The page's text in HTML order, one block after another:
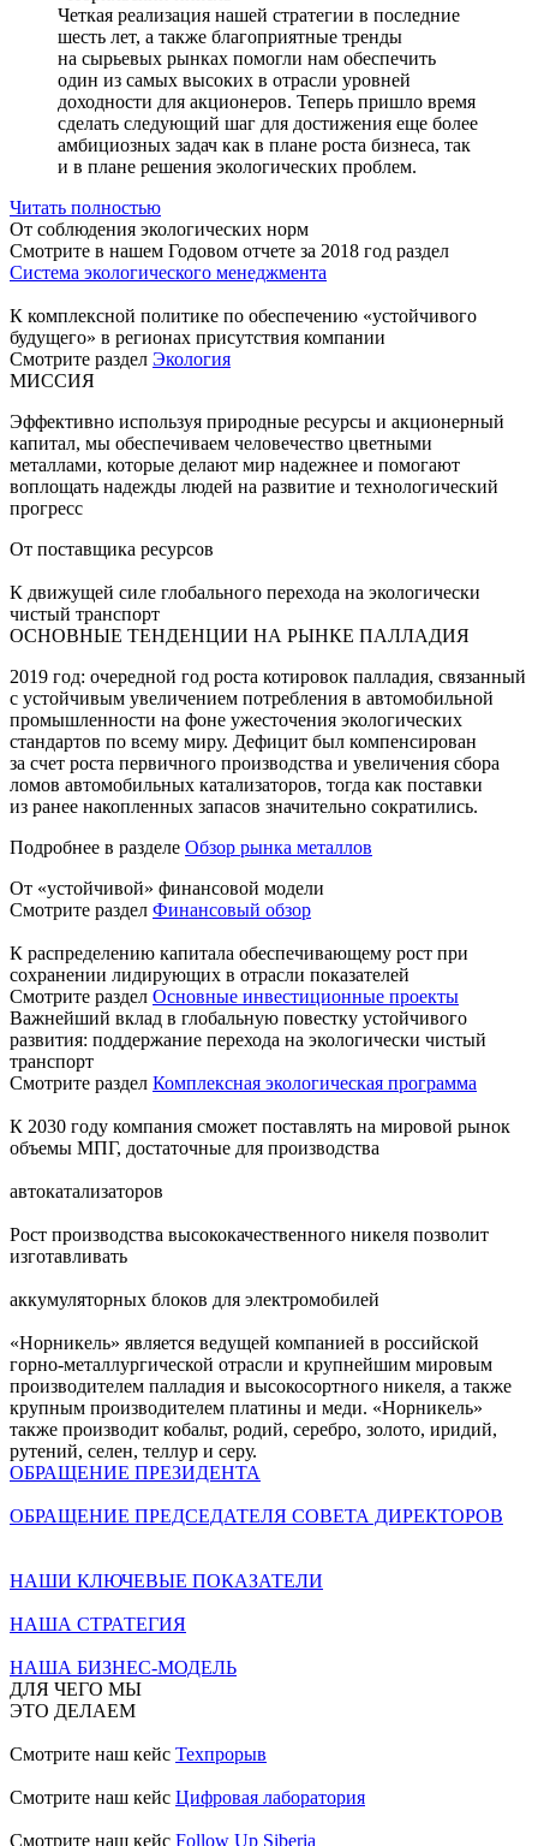
Четкая реализация нашей стратегии в последние
шесть лет, а также благоприятные тренды
на сырьевых рынках помогли нам обеспечить
один из самых высоких в отрасли уровней
доходности для акционеров. Теперь пришло время
сделать следующий шаг для достижения еще более
амбициозных задач как в плане роста бизнеса, так
и в плане решения экологических проблем.
Читать полностью
От соблюдения экологических норм
Смотрите в нашем Годовом отчете за 2018 год раздел
Система экологического менеджмента
К комплексной политике по обеспечению «устойчивого
будущего» в регионах присутствия компании
Смотрите раздел Экология
МИССИЯ
Эффективно используя природные ресурсы и акционерный
капитал, мы обеспечиваем человечество цветными
металлами, которые делают мир надежнее и помогают
воплощать надежды людей на развитие и технологический
прогресс
От поставщика ресурсов
К движущей силе глобального перехода на экологически
чистый транспорт
ОСНОВНЫЕ ТЕНДЕНЦИИ НА РЫНКЕ ПАЛЛАДИЯ
2019 год: очередной год роста котировок палладия, связанный
с устойчивым увеличением потребления в автомобильной
промышленности на фоне ужесточения экологических
стандартов по всему миру. Дефицит был компенсирован
за счет роста первичного производства и увеличения сбора
ломов автомобильных катализаторов, тогда как поставки
из ранее накопленных запасов значительно сократились.
Подробнее в разделе Обзор рынка металлов
От «устойчивой» финансовой модели
Смотрите раздел Финансовый обзор
К распределению капитала обеспечивающему рост при
сохранении лидирующих в отрасли показателей
Смотрите раздел Основные инвестиционные проекты
Важнейший вклад в глобальную повестку устойчивого
развития: поддержание перехода на экологически чистый
транспорт
Смотрите раздел Комплексная экологическая программа
К 2030 году компания сможет поставлять на мировой рынок
объемы МПГ, достаточные для производства
автокатализаторов
Рост производства высококачественного никеля позволит
изготавливать
аккумуляторных блоков для электромобилей
«Норникель» является ведущей компанией в российской
горно-металлургической отрасли и крупнейшим мировым
производителем палладия и высокосортного никеля, а также
крупным производителем платины и меди. «Норникель»
также производит кобальт, родий, серебро, золото, иридий,
рутений, селен, теллур и серу.
ОБРАЩЕНИЕ ПРЕЗИДЕНТА
ОБРАЩЕНИЕ ПРЕДСЕДАТЕЛЯ СОВЕТА ДИРЕКТОРОВ
НАШИ КЛЮЧЕВЫЕ ПОКАЗАТЕЛИ
НАША СТРАТЕГИЯ
НАША БИЗНЕС-МОДЕЛЬ
ДЛЯ ЧЕГО МЫ
ЭТО ДЕЛАЕМ
Смотрите наш кейс Техпрорыв
Смотрите наш кейс Цифровая лаборатория
Смотрите наш кейс Follow Up Siberia